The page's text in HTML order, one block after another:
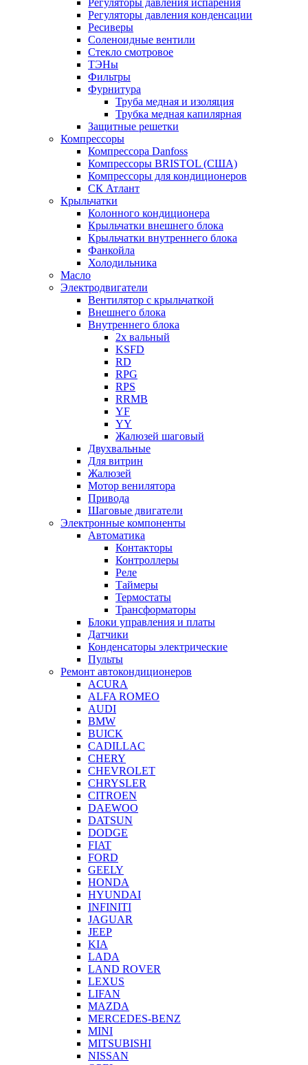
Регуляторы давления испарения
Регуляторы давления конденсации
Ресиверы
Соленоидные вентили
Стекло смотровое
ТЭНы
Фильтры
Фурнитура
Труба медная и изоляция
Трубка медная капилярная
Защитные решетки
Компрессоры
Компрессора Danfoss
Компрессоры BRISTOL (США)
Компрессоры для кондиционеров
СК Атлант
Крыльчатки
Колонного кондиционера
Крыльчатки внешнего блока
Крыльчатки внутреннего блока
Фанкойла
Холодильника
Масло
Электродвигатели
Вентилятор с крыльчаткой
Внешнего блока
Внутреннего блока
2х вальный
KSFD
RD
RPG
RPS
RRMB
YF
YY
Жалюзей шаговый
Двухвальные
Для витрин
Жалюзей
Мотор венилятора
Привода
Шаговые двигатели
Электронные компоненты
Автоматика
Контакторы
Контроллеры
Реле
Таймеры
Термостаты
Трансформаторы
Блоки управления и платы
Датчики
Конденсаторы электрические
Пульты
Ремонт автокондиционеров
ACURA
ALFA ROMEO
AUDI
BMW
BUICK
CADILLAC
CHERY
CHEVROLET
CHRYSLER
CITROEN
DAEWOO
DATSUN
DODGE
FIAT
FORD
GEELY
HONDA
HYUNDAI
INFINITI
JAGUAR
JEEP
KIA
LADA
LAND ROVER
LEXUS
LIFAN
MAZDA
MERCEDES-BENZ
MINI
MITSUBISHI
NISSAN